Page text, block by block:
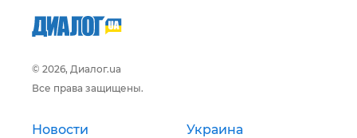
© 2026, Диалог.ua
Все права защищены.
Новости Украина